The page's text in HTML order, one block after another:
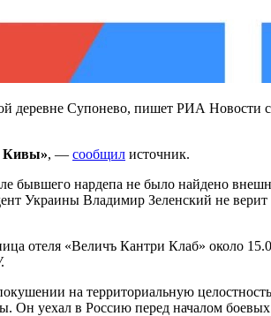
Супонево, пишет РИА Новости
Кивы», — сообщил источник.
бывшего нардепа не было найдено
Украины Владимир Зеленский не
отеля «Величъ Кантри Клаб» около
на территориальную
Он уехал в Россию перед началом